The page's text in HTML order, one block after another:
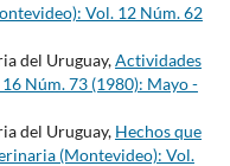
Vol. 12 Núm. 62
del Uruguay,Actividades
Núm. 73 (1980): Mayo -
del Uruguay, Hechos que
(Montevideo): Vol.